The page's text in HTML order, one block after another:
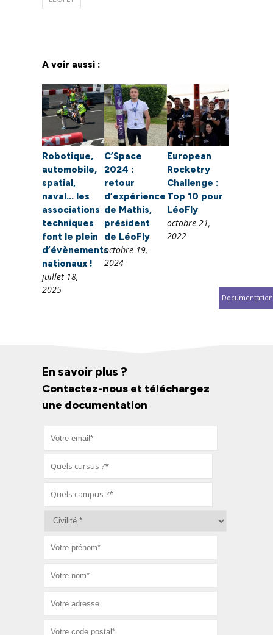
A voir aussi :
Robotique,
automobile,
spatial,
naval… les
associations
techniques
font le plein
d’évènements
nationaux !
juillet 18,
2025
C’Space
2024 :
retour
d’expérience
de Mathis,
président
de LéoFly
octobre 19,
2024
European
Rocketry
Challenge :
Top 10 pour
LéoFly
octobre 21,
2022
Documentation
En savoir plus ?
Contactez-nous et téléchargez
une documentation